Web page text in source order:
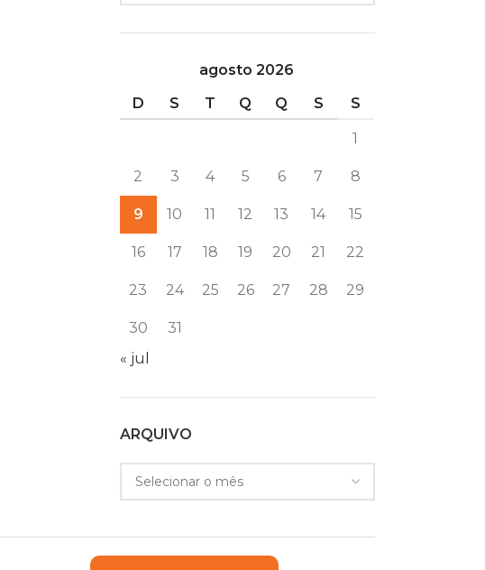
agosto 2026
D
S T Q Q S S
1
2 3 4 5 6 7 8
9 10 11 12 13 14 15
16 17 18 19 20 21 22
23 24 25 26 27 28 29
30
31
« jul
ARQUIVO